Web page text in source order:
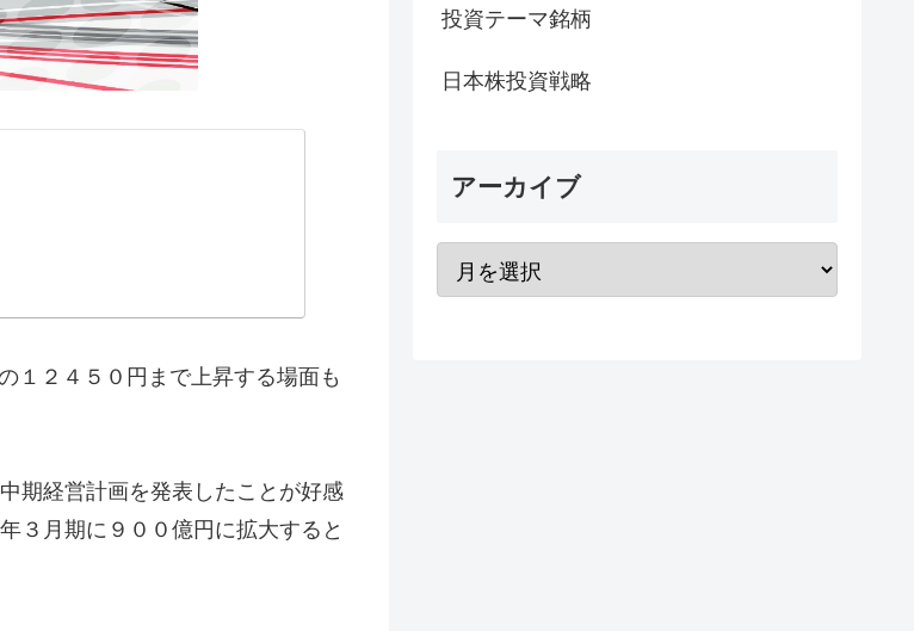
１２４５０円まで上昇する場面も
期経営計画を発表したことが好感
３月期に９００億円に拡大すると
投資テーマ銘柄
日本株投資戦略
アーカイブ